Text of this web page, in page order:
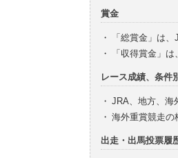
賞金
・
「総賞金」は
・
「収得賞金」
レース成績、条件
・ JRA、地方、海
・ 海外重賞競走
出走・出馬投票履